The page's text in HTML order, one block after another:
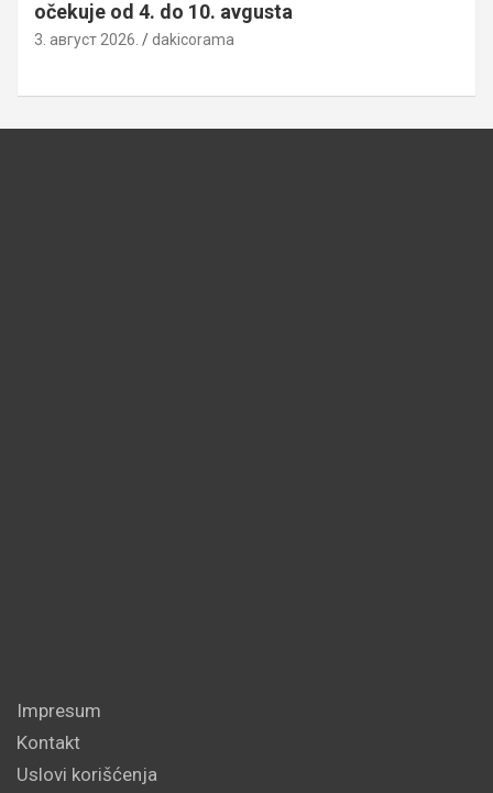
očekuje od 4. do 10. avgusta
3. август 2026. dakicorama
Impresum
Kontakt
Uslovi korišćenja